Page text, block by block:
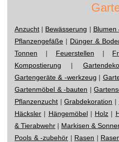
Anzucht | Bewässerung | Blumen
Pflanzengefäße | Dünger &
Tonnen | Feuerstellen |
Kompostierung |
Gartengeräte & -werkzeug |
Gartenmöbel & -bauten |
Pflanzenzucht |Grabdekoration |
Häcksler | Hängemöbel| Holz |
& Tierabwehr | Markisen &
Pools & -zubehör | Rasen |